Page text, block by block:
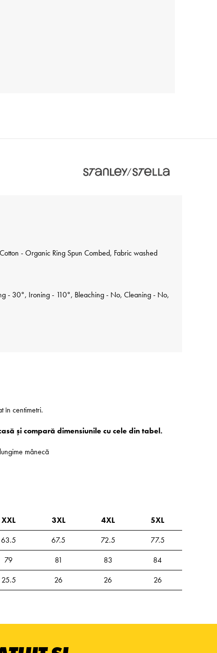
- Organic Ring Spun Combed, Fabric washed
- 30°, Ironing - 110°, Bleaching - No, Cleaning - No,
în centimetri.
și compară dimensiunile cu cele din tabel.
mânecă
XXL 3XL 4XL
5XL
63.5 67.5 72.5
77.5
79 81 83
84
25.5 26 26 26